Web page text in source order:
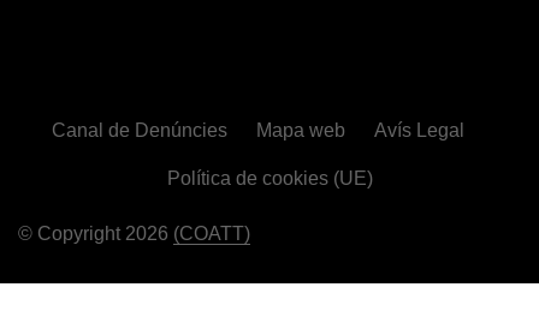
© Copyright 2026 (COATT)
Canal de Denúncies Mapa web Avís Legal
Política de cookies (UE)